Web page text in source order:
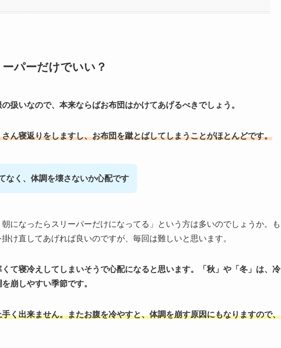
パーだけでいい？
扱いなので、本来ならばお布団はかけてあげるべきでしょう。
ん寝返りをしますし、お布団を蹴とばしてしまうことがほとんどです。
なく、体調を壊さないか心配です
朝になったらスリーパーだけになってる」という方は多いのでしょうか。も
け直してあげれば良いのですが、毎回は難しいと思います。
て寝冷えしてしまいそうで心配になると思います。「秋」や「冬」は、冷
崩しやすい季節です。
く出来ません。またお腹を冷やすと、体調を崩す原因にもなりますので、